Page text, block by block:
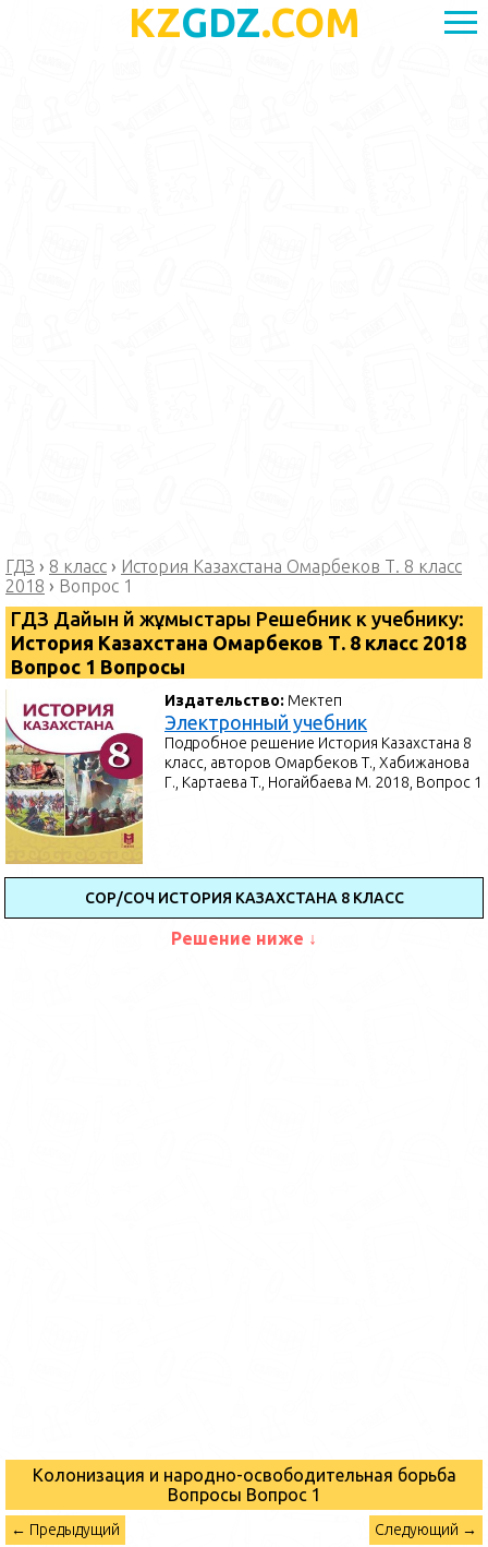
KZGDZ.COM
ГДЗ › 8 класс › История Казахстана Омарбеков Т. 8 класс
2018 › Вопрос 1
ГДЗ Дайын үй жұмыстары Решебник к учебнику:
История Казахстана Омарбеков Т. 8 класс 2018
Вопрос 1 Вопросы
Издательство: Мектеп
Электронный учебник
Подробное решение История Казахстана 8
класс, авторов Омарбеков Т., Хабижанова
Г., Картаева Т., Ногайбаева М. 2018, Вопрос 1
СОР/СОЧ ИСТОРИЯ КАЗАХСТАНА 8 КЛАСС
Решение ниже ↓
Колонизация и народно-освободительная борьба
Вопросы Вопрос 1
← Предыдущий Следующий →